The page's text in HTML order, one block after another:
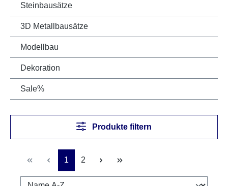
Steinbausätze
3D Metallbausätze
Modellbau
Dekoration
Sale%
Produkte filtern
Seite
1 Seite
2